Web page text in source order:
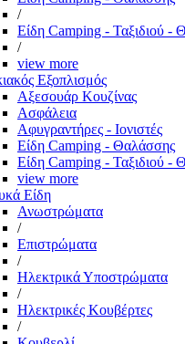
/
Είδη Camping - Ταξιδιού -
/
view more
Εξοπλισμός
Αξεσουάρ Κουζίνας
Ασφάλεια
Αφυγραντήρες - Ιονιστές
Είδη Camping - Θαλάσσης
Είδη Camping - Ταξιδιού -
view more
Είδη
Ανωστρώματα
/
Επιστρώματα
/
Ηλεκτρικά Υποστρώματα
/
Ηλεκτρικές Κουβέρτες
/